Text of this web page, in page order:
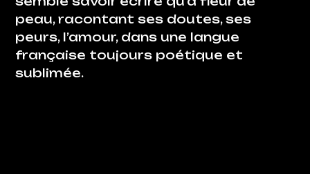
peau, racontant ses doutes, ses
peurs, l’amour, dans une langue
française toujours poétique et
sublimée.